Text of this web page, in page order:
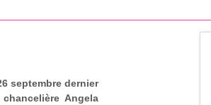
septembre dernier
Angela